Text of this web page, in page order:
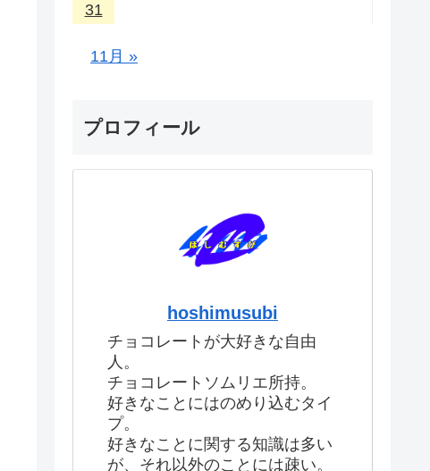
31
11月 »
プロフィール
hoshimusubi
チョコレートが大好きな自由
人。
チョコレートソムリエ所持。
好きなことにはのめり込むタイ
プ。
好きなことに関する知識は多い
が、それ以外のことには疎い。